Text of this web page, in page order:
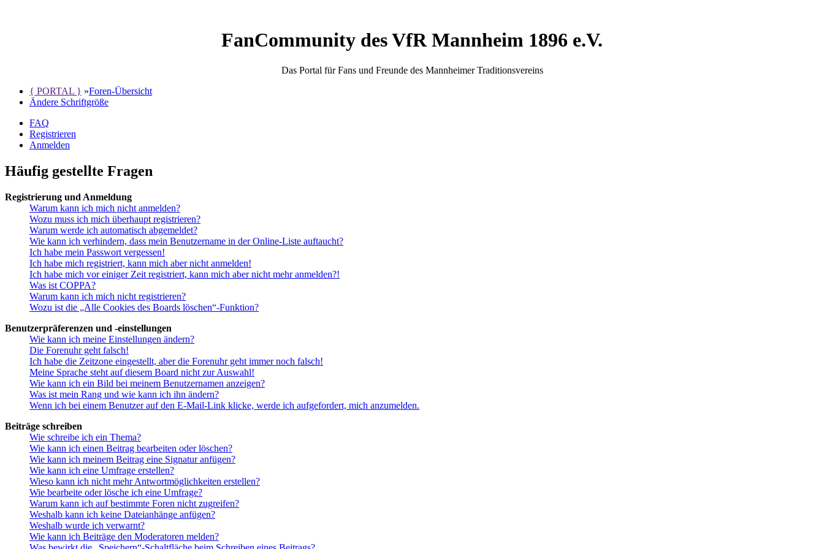
FanCommunity des VfR Mannheim 1896 e.V.
Das Portal für Fans und Freunde des Mannheimer Traditionsvereins
{ PORTAL } »Foren-Übersicht
Ändere Schriftgröße
FAQ
Registrieren
Anmelden
Häufig gestellte Fragen
Registrierung und Anmeldung
Warum kann ich mich nicht anmelden?
Wozu muss ich mich überhaupt registrieren?
Warum werde ich automatisch abgemeldet?
Wie kann ich verhindern, dass mein Benutzername in der Online-Liste auftaucht?
Ich habe mein Passwort vergessen!
Ich habe mich registriert, kann mich aber nicht anmelden!
Ich habe mich vor einiger Zeit registriert, kann mich aber nicht mehr anmelden?!
Was ist COPPA?
Warum kann ich mich nicht registrieren?
Wozu ist die „Alle Cookies des Boards löschen“-Funktion?
Benutzerpräferenzen und -einstellungen
Wie kann ich meine Einstellungen ändern?
Die Forenuhr geht falsch!
Ich habe die Zeitzone eingestellt, aber die Forenuhr geht immer noch falsch!
Meine Sprache steht auf diesem Board nicht zur Auswahl!
Wie kann ich ein Bild bei meinem Benutzernamen anzeigen?
Was ist mein Rang und wie kann ich ihn ändern?
Wenn ich bei einem Benutzer auf den E-Mail-Link klicke, werde ich aufgefordert, mich anzumelden.
Beiträge schreiben
Wie schreibe ich ein Thema?
Wie kann ich einen Beitrag bearbeiten oder löschen?
Wie kann ich meinem Beitrag eine Signatur anfügen?
Wie kann ich eine Umfrage erstellen?
Wieso kann ich nicht mehr Antwortmöglichkeiten erstellen?
Wie bearbeite oder lösche ich eine Umfrage?
Warum kann ich auf bestimmte Foren nicht zugreifen?
Weshalb kann ich keine Dateianhänge anfügen?
Weshalb wurde ich verwarnt?
Wie kann ich Beiträge den Moderatoren melden?